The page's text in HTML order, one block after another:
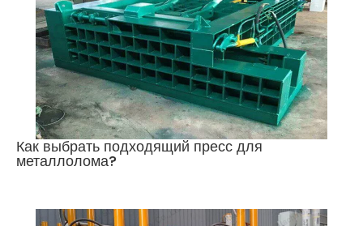
Как выбрать подходящий пресс для
металлолома?